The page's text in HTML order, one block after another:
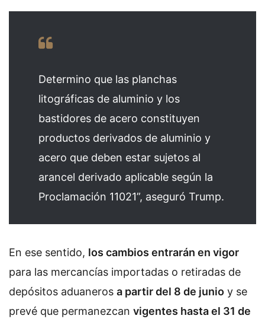
Determino que las planchas
litográficas de aluminio y los
bastidores de acero constituyen
productos derivados de aluminio y
acero que deben estar sujetos al
arancel derivado aplicable según la
Proclamación 11021”, aseguró Trump.
En ese sentido, los cambios entrarán en vigor
para las mercancías importadas o retiradas de
depósitos aduaneros a partir del 8 de junio y se
prevé que permanezcan vigentes hasta el 31 de